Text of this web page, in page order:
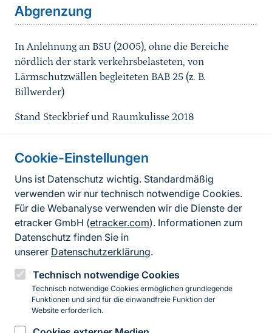
Cookie-Einstellungen
Uns ist Datenschutz wichtig. Standardmäßig
verwenden wir nur technisch notwendige Cookies.
Für die Webanalyse verwenden wir die Dienste der
etracker GmbH (etracker.com). Informationen zum
Datenschutz finden Sie in
unserer Datenschutzerklärung.
Technisch notwendige Cookies
Technisch notwendige Cookies ermöglichen grundlegende
Funktionen und sind für die einwandfreie Funktion der
Website erforderlich.
Abgrenzung
In Anlehnung an BSU (2005), ohne die Bereiche
nördlich der stark verkehrsbelasteten, von
Lärmschutzwällen begleiteten BAB 25 (z. B.
Billwerder)
Stand Steckbrief und Raumkulisse 2018
Informationen zur Seite
FußzeileKontakt zum BfN
Kontaktformular
Erklärung zur Barrierefreiheit
Impressum
Datenschutz